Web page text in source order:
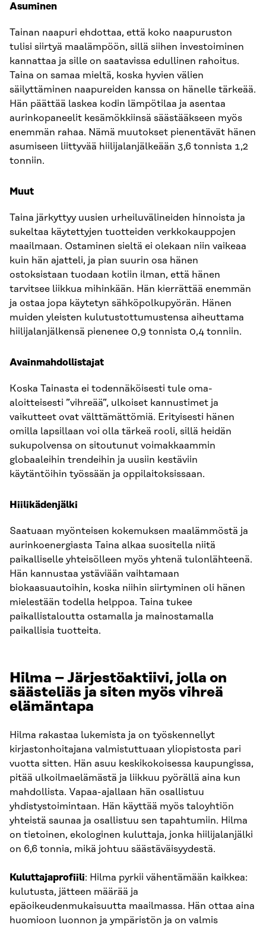
Asuminen
Tainan naapuri ehdottaa, että koko naapuruston
tulisi siirtyä maalämpöön, ​​sillä siihen investoiminen
kannattaa ja sille on saatavissa edullinen rahoitus.
Taina on samaa mieltä, koska hyvien välien
säilyttäminen naapureiden kanssa on hänelle tärkeää.
Hän päättää laskea kodin lämpötilaa ja asentaa
aurinkopaneelit kesämökkiinsä säästääkseen myös
enemmän rahaa. Nämä muutokset pienentävät hänen
asumiseen liittyvää hiilijalanjälkeään 3,6 tonnista 1,2
tonniin.
Muut
Taina järkyttyy uusien urheiluvälineiden hinnoista ja
sukeltaa käytettyjen tuotteiden verkkokauppojen
maailmaan. Ostaminen sieltä ei olekaan niin vaikeaa
kuin hän ajatteli, ja pian suurin osa hänen
ostoksistaan ​​tuodaan kotiin ilman, että hänen
tarvitsee liikkua mihinkään. Hän kierrättää enemmän
ja ostaa jopa käytetyn sähköpolkupyörän. Hänen
muiden yleisten kulutustottumustensa aiheuttama
hiilijalanjälkensä pienenee 0,9 tonnista 0,4 tonniin.
Avainmahdollistajat
Koska Tainasta ei todennäköisesti tule oma-
aloitteisesti ”vihreää”, ulkoiset kannustimet ja
vaikutteet ovat välttämättömiä. Erityisesti hänen
omilla lapsillaan voi olla tärkeä rooli, sillä heidän
sukupolvensa on sitoutunut voimakkaammin
globaaleihin trendeihin ja uusiin kestäviin
käytäntöihin työssään ja oppilaitoksissaan.
Hiilikädenjälki
Saatuaan myönteisen kokemuksen maalämmöstä ja
aurinkoenergiasta Taina alkaa suositella niitä
paikalliselle yhteisölleen myös yhtenä tulonlähteenä.
Hän kannustaa ystäviään vaihtamaan
biokaasuautoihin, koska niihin siirtyminen oli hänen
mielestään todella helppoa. Taina tukee
paikallistaloutta ostamalla ja mainostamalla
paikallisia tuotteita.
Hilma – Järjestöaktiivi, jolla on
säästeliäs ja siten myös vihreä
elämäntapa
Hilma rakastaa lukemista ja on työskennellyt
kirjastonhoitajana valmistuttuaan yliopistosta pari
vuotta sitten. Hän asuu keskikokoisessa kaupungissa,
pitää ulkoilmaelämästä ja liikkuu pyörällä aina kun
mahdollista. Vapaa-ajallaan hän osallistuu
yhdistystoimintaan. Hän käyttää myös taloyhtiön
yhteistä saunaa ja osallistuu sen tapahtumiin. Hilma
on tietoinen, ekologinen kuluttaja, jonka hiilijalanjälki
on 6,6 tonnia, mikä johtuu säästäväisyydestä.
Kuluttajaprofiili: Hilma pyrkii vähentämään kaikkea:
kulutusta, jätteen määrää ja
epäoikeudenmukaisuutta maailmassa. Hän ottaa aina
huomioon luonnon ja ympäristön ja on valmis